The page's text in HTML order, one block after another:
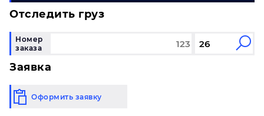
Отследить груз
Номер
заказа
Заявка
Оформить заявку